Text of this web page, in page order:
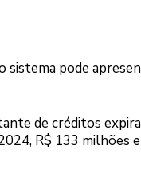
sistema pode
de créditos
R$ 133 milhões